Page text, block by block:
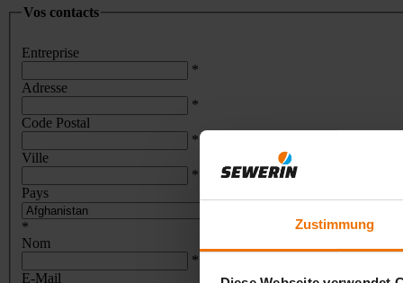
Zustimmung
Vos contacts
Entreprise
*
Adresse
*
Code Postal
*
Ville
*
Pays
*
Nom
*
E-Mail